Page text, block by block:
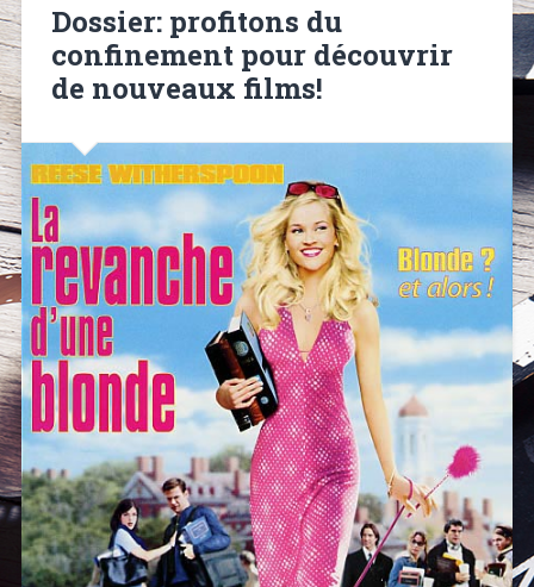
Dossier: profitons du
confinement pour découvrir
de nouveaux films!